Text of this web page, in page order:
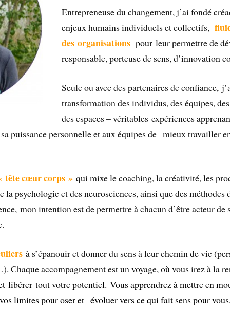
Entrepreneuse du changement, j’ai fondé
enjeux humains individuels et collectifs,
des organisationspour leur permettre de
responsable, porteuse de sens, d’innovation
Seule ou avec des partenaires de confiance,
transformation des individus, des équipes,
des espaces – véritables expériences
puissance personnelle et aux équipes de mieux travailler
tête cœur corps » qui mixe le coaching, la créativité, les
la psychologie et des neurosciences, ainsi que des méthodes
mon intention est de permettre à chacun d’être acteur de
à s’épanouir et donner du sens à leur chemin de vie
accompagnement est un voyage, où vous irez à la
libérer tout votre potentiel. Vous apprendrez à mettre en
limites pour oser et évoluer vers ce qui fait sens pour